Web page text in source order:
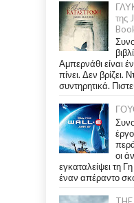
της
Αμπερνάθι είναι
πίνει. Δεν βρίζει.
συντηρητικά.
οι
εγκαταλείψει τη
έναν απέραντο